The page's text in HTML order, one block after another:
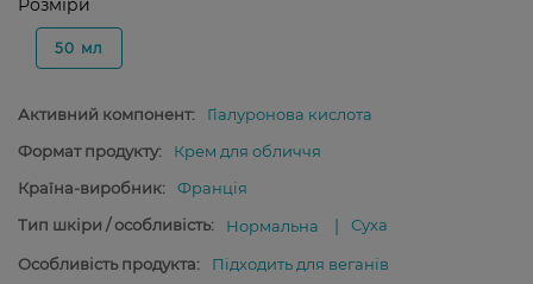
Розміри
50 мл
Активний компонент:
Гіалуронова кислота
Формат продукту:
Крем для обличчя
Країна-виробник:
Франція
Тип шкіри / особливість:
Нормальна Суха
Особливість продукта:
Підходить для веганів